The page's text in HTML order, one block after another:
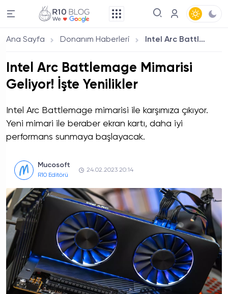
Ana Sayfa Donanım Haberleri Intel Arc Battlemage Mimarisi Geliyor! İşte Yenilikler
Intel Arc Battlemage Mimarisi
Geliyor! İşte Yenilikler
Intel Arc Battlemage mimarisi ile karşımıza çıkıyor.
Yeni mimari ile beraber ekran kartı, daha iyi
performans sunmaya başlayacak.
Mucosoft
R10 Editörü
24.02.2023 20:14